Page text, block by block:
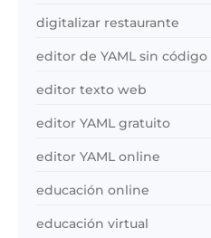
digitalizar restaurante
editor de YAML sin código
editor texto web
editor YAML gratuito
editor YAML online
educación online
educación virtual